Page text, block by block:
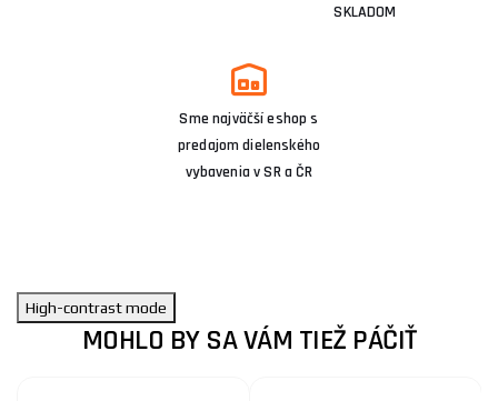
SKLADOM
Sme najväčší eshop s
predajom dielenského
vybavenia v SR a ČR
High-contrast mode
MOHLO BY SA VÁM TIEŽ PÁČIŤ